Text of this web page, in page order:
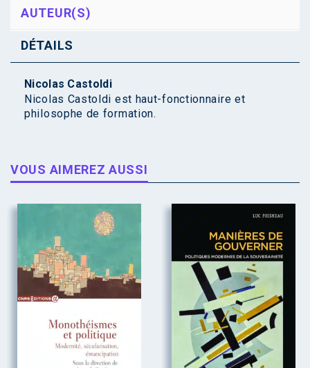
AUTEUR(S)
DÉTAILS
Nicolas Castoldi
Nicolas Castoldi est haut-fonctionnaire et
philosophe de formation.
VOUS AIMEREZ AUSSI